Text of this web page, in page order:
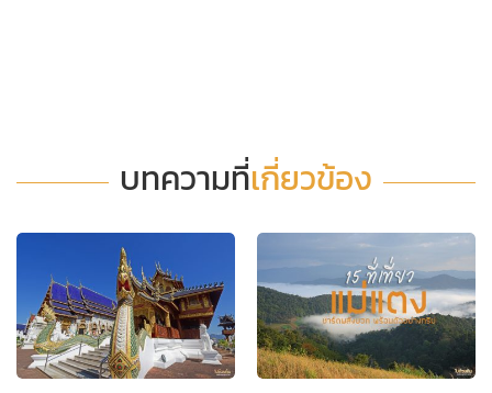
บทความที่เกี่ยวข้อง